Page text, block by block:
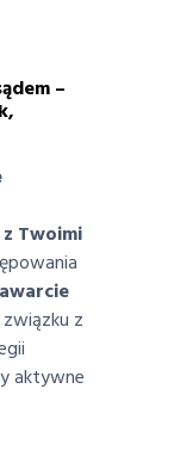
–
Twoimi
z
aktywne